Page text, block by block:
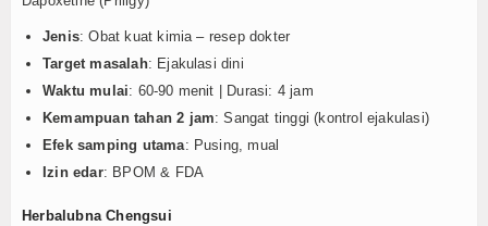
Jenis: Obat kuat kimia – resep dokter
Target masalah: Ejakulasi dini
Waktu mulai: 60-90 menit | Durasi: 4 jam
Kemampuan tahan 2 jam: Sangat tinggi (kontrol ejakulasi)
Efek samping utama: Pusing, mual
Izin edar: BPOM & FDA
Herbalubna Chengsui